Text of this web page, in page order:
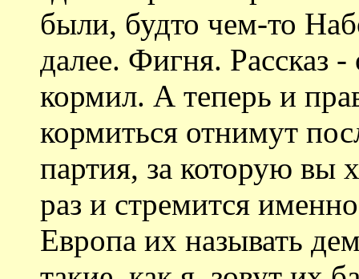
были, будто чем-то
далее. Фигня. Рассказ
кормил. А теперь и
кормиться отнимут
партия, за которую вы
раз и стремится
Европа их называть